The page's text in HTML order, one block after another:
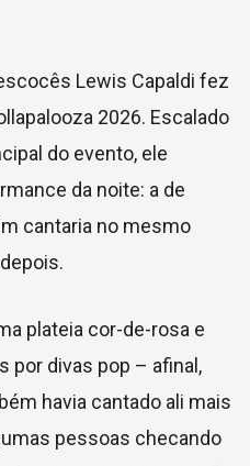
Lewis Capaldi fez
2026. Escalado
do evento, ele
da noite: a de
cantaria no mesmo
plateia cor-de-rosa e
por divas pop – afinal,
havia cantado ali mais
pessoas checando